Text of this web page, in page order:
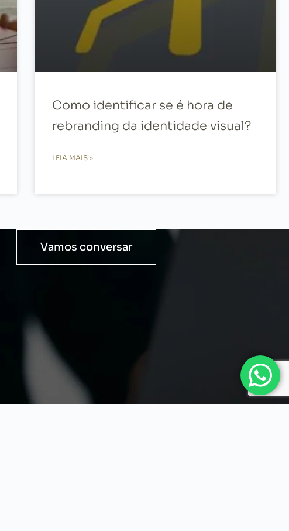
Como identificar se é hora de
rebranding da identidade visual?
LEIA MAIS »
Vamos conversar